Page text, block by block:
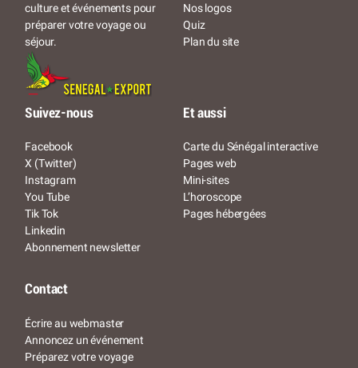
culture et événements pour
préparer votre voyage ou
séjour.
Nos logos
Quiz
Plan du site
Suivez-nous
Facebook
X (Twitter)
Instagram
You Tube
Tik Tok
Linkedin
Abonnement newsletter
Et aussi
Carte du Sénégal interactive
Pages web
Mini-sites
L’horoscope
Pages hébergées
Contact
Écrire au webmaster
Annoncez un événement
Préparez votre voyage